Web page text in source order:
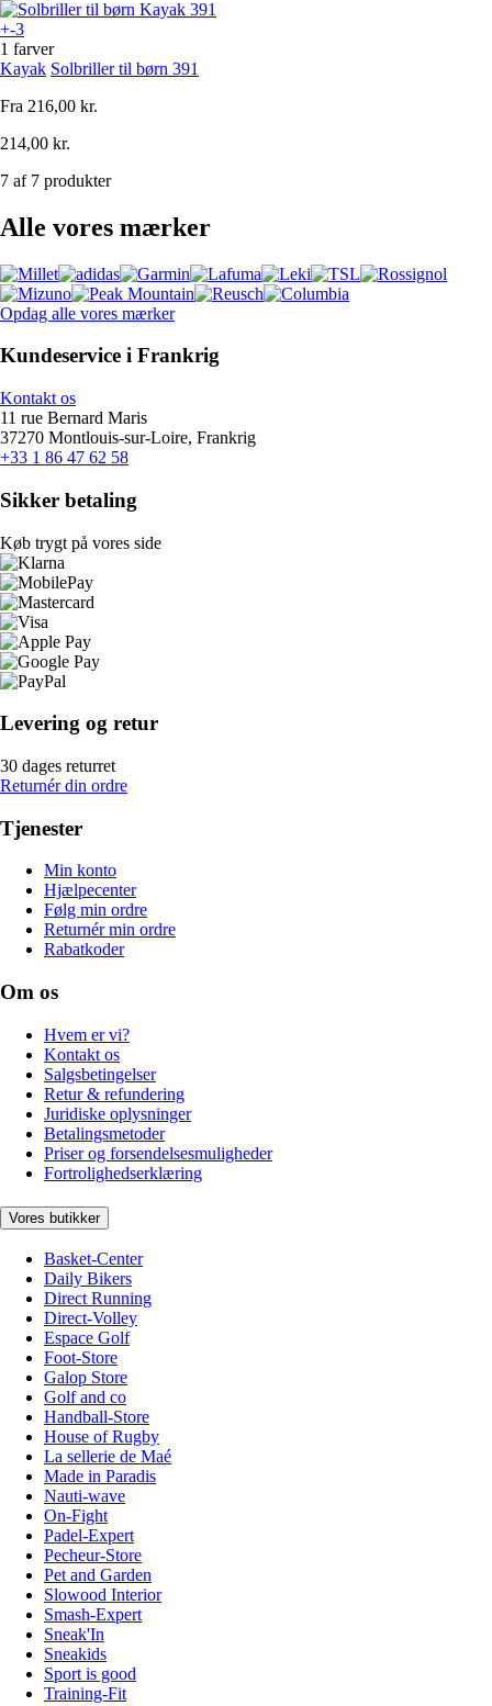
+-3
1 farver
Kayak Solbriller til børn 391
Fra 216,00 kr.
214,00 kr.
7 af 7 produkter
Alle vores mærker
Opdag alle vores mærker
Kundeservice i Frankrig
Kontakt os
11 rue Bernard Maris
37270 Montlouis-sur-Loire, Frankrig
+33 1 86 47 62 58
Sikker betaling
Køb trygt på vores side
Levering og retur
30 dages returret
Returnér din ordre
Tjenester
Min konto
Hjælpecenter
Følg min ordre
Returnér min ordre
Rabatkoder
Om os
Hvem er vi?
Kontakt os
Salgsbetingelser
Retur & refundering
Juridiske oplysninger
Betalingsmetoder
Priser og forsendelsesmuligheder
Fortrolighedserklæring
Vores butikker
Basket-Center
Daily Bikers
Direct Running
Direct-Volley
Espace Golf
Foot-Store
Galop Store
Golf and co
Handball-Store
House of Rugby
La sellerie de Maé
Made in Paradis
Nauti-wave
On-Fight
Padel-Expert
Pecheur-Store
Pet and Garden
Slowood Interior
Smash-Expert
Sneak'In
Sneakids
Sport is good
Training-Fit